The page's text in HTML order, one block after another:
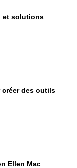
et solutions
créer des outils
Ellen Mac